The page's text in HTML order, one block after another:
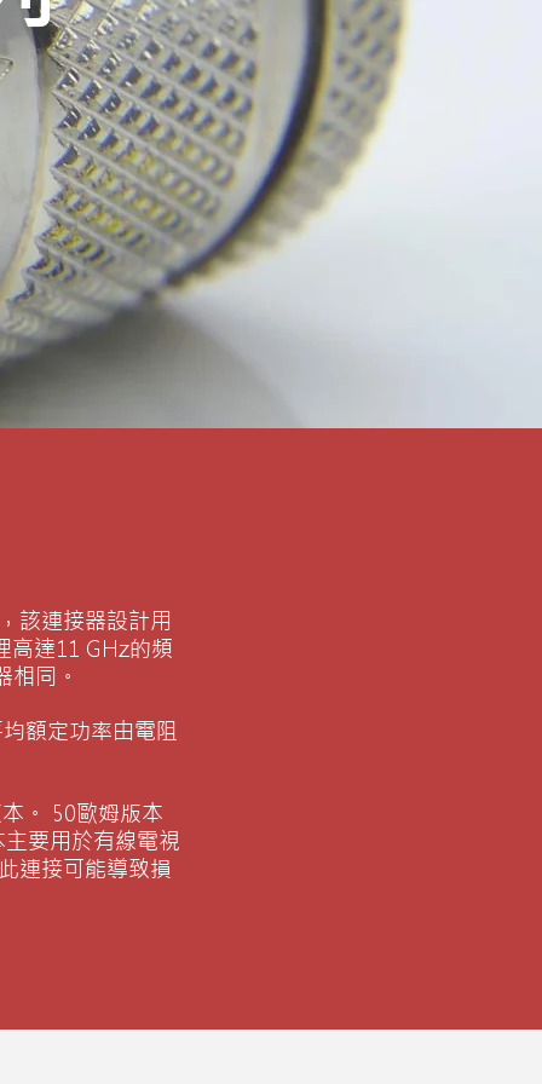
該連接器設計用
高達11 GHz的頻
同。
額定功率由電阻
。 50歐姆版本
要用於有線電視
連接可能導致損